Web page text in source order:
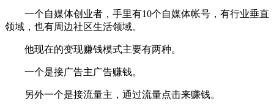
一个自媒体创业者，手里有10个自媒体帐号，有行业垂直
领域，也有周边社区生活领域。
他现在的变现赚钱模式主要有两种。
一个是接广告主广告赚钱。
另外一个是接流量主，通过流量点击来赚钱。